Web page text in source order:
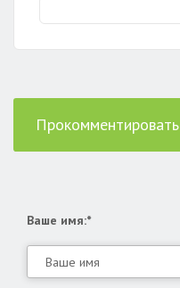
Прокомментировать
Ваше имя:*